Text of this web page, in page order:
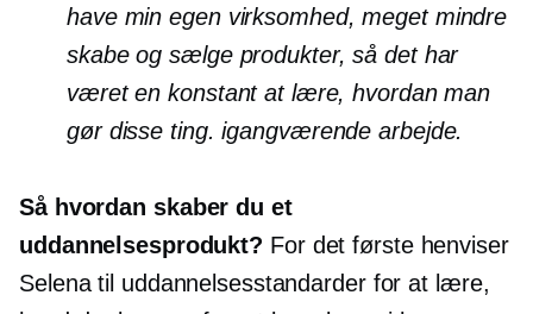
have min egen virksomhed, meget mindre
skabe og sælge produkter, så det har
været en konstant at lære, hvordan man
gør disse ting.igangværende arbejde.
Så hvordan skaber du et
uddannelsesprodukt? For det første henviser
Selena til uddannelsesstandarder for at lære,